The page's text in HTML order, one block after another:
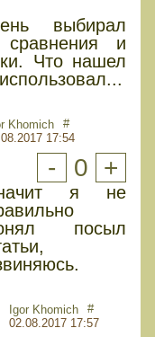
выбирал
и
Что нашел
Khomich
17:54
#
- 0 +
я не
посыл
Igor Khomich
02.08.2017 17:57
#